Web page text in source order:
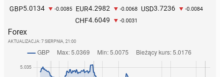
GBP5.0134 -0.0085 EUR4.2982 -0.0068 USD3.7236 -0.0084
CHF4.6049 -0.0031
Forex
AKTUALIZACJA: 7 SIERPNIA, 21:00